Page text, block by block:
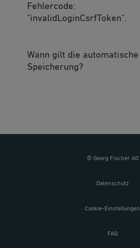
Fehlercode:
"invalidLoginCsrfToken".
Wann gilt die automatische
Speicherung?
© Georg Fischer AG
Datenschutz
Cookie-Einstellungen
FAQ